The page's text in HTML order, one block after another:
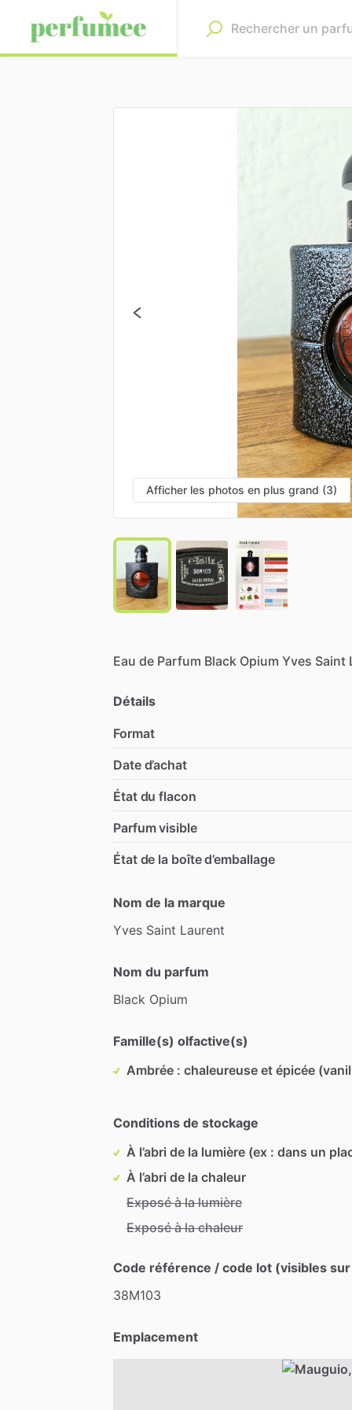
Afficher les photos en plus grand (3)
Eau de Parfum Black Opium Yves Saint
Détails
Format
Date d’achat
État du flacon
Parfum visible
État de la boîte d’emballage
Nom de la marque
Yves Saint Laurent
Nom du parfum
Black Opium
Famille(s) olfactive(s)
Ambrée : chaleureuse et épicée
Conditions de stockage
À l’abri de la lumière (ex : dans un
À l’abri de la chaleur
Exposé à la lumière
Exposé à la chaleur
Code référence / code lot (visibles
38M103
Emplacement